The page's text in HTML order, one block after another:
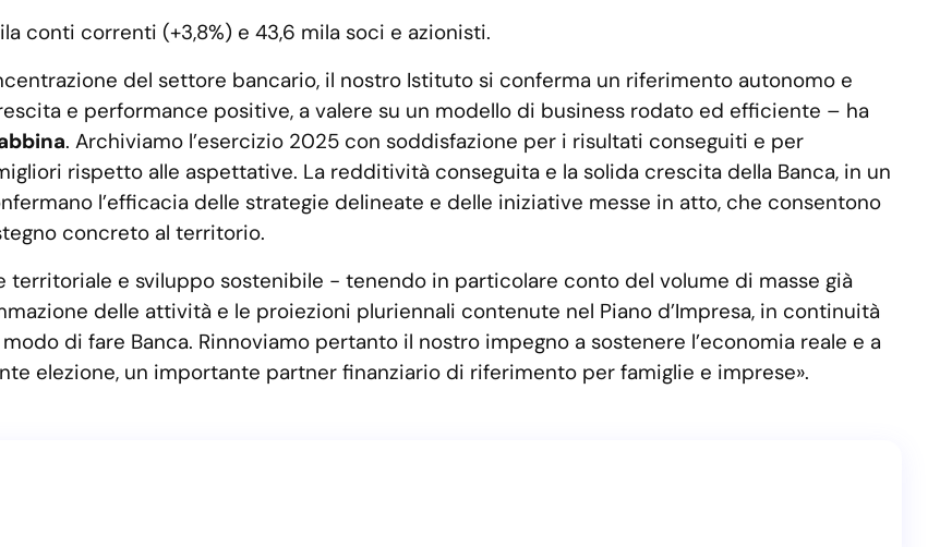
conti correnti (+3,8%) e 43,6 mila soci e azionisti.
del settore bancario, il nostro Istituto si conferma un riferimento autonomo e
e performance positive, a valere su un modello di business rodato ed efficiente – ha
. Archiviamo l’esercizio 2025 con soddisfazione per i risultati conseguiti e per
rispetto alle aspettative. La redditività conseguita e la solida crescita della Banca, in un
l’efficacia delle strategie delineate e delle iniziative messe in atto, che consentono
concreto al territorio.
territoriale e sviluppo sostenibile - tenendo in particolare conto del volume di masse già
delle attività e le proiezioni pluriennali contenute nel Piano d’Impresa, in continuità
di fare Banca. Rinnoviamo pertanto il nostro impegno a sostenere l’economia reale e a
elezione, un importante partner finanziario di riferimento per famiglie e imprese».